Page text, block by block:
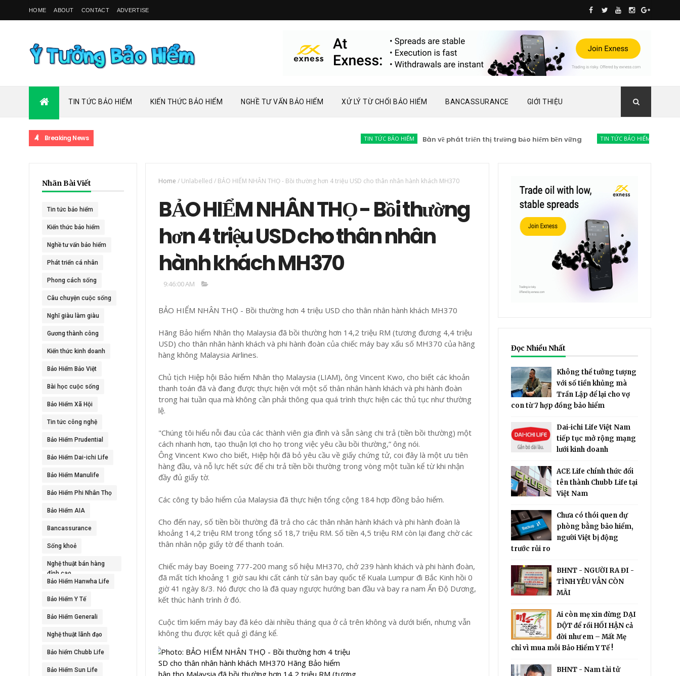
HOME ABOUT CONTACT ADVERTISE
TIN TỨC BẢO HIỂM KIẾN THỨC BẢO HIỂM NGHỀ TƯ VẤN BẢO HIỂM XỬ LÝ TỪ CHỐI BẢO HIỂM BANCASSURANCE GIỚI THIỆU
Breaking News TIN TỨC BẢO HIỂM Bàn về phát triển thị trường bảo hiểm bền vững TIN TỨC BẢO HIỂM Lạc quan
Nhãn Bài Viết
Tin tức bảo hiểm
Kiến thức bảo hiểm
Nghề tư vấn bảo hiểm
Phát triển cá nhân
Phong cách sống
Câu chuyện cuộc sống
Nghĩ giàu làm giàu
Gương thành công
Kiến thức kinh doanh
Bảo Hiểm Bảo Việt
Bài học cuộc sống
Bảo Hiểm Xã Hội
Tin tức công nghệ
Bảo Hiểm Prudential
Bảo Hiểm Dai-ichi Life
Bảo Hiểm Manulife
Bảo Hiểm Phi Nhân Thọ
Bảo Hiểm AIA
Bancassurance
Sống khoẻ
Nghệ thuật bán hàng
đỉnh cao
Bảo Hiểm Hanwha Life
Bảo Hiểm Y Tế
Bảo Hiểm Generali
Nghệ thuật lãnh đạo
Bảo hiểm Chubb Life
Bảo Hiểm Sun Life
Home / Unlabelled/ BẢO HIỂM NHÂN THỌ - Bồi thường hơn 4 triệu USD cho thân nhân hành khách MH370
BẢO HIỂM NHÂN THỌ - Bồi thường
hơn 4 triệu USD cho thân nhân
hành khách MH370
9:46:00 AM
BẢO HIỂM NHÂN THỌ - Bồi thường hơn 4 triệu USD cho thân nhân hành khách MH370
Hãng Bảo hiểm Nhân thọ Malaysia đã bồi thường hơn 14,2 triệu RM (tương đương 4,4 triệu
USD) cho thân nhân hành khách và phi hành đoàn của chiếc máy bay xấu số MH370 của hãng
hàng không Malaysia Airlines.
Chủ tịch Hiệp hội Bảo hiểm Nhân thọ Malaysia (LIAM), ông Vincent Kwo, cho biết các khoản
thanh toán đã và đang được thực hiện với một số thân nhân hành khách và phi hành đoàn
trong hai tuần qua mà không cần phải thông qua quá trình thực hiện các thủ tục như thường
lệ.
"Chúng tôi hiểu nỗi đau của các thành viên gia đình và sẵn sàng chi trả (tiền bồi thường) một
cách nhanh hơn, tạo thuận lợi cho họ trong việc yêu cầu bồi thường,” ông nói.
Ông Vincent Kwo cho biết, Hiệp hội đã bỏ yêu cầu về giấy chứng tử, coi đây là một ưu tiên
hàng đầu, và nỗ lực hết sức để chi trả tiền bồi thường trong vòng một tuần kể từ khi nhận
đầy đủ giấy tờ.
Các công ty bảo hiểm của Malaysia đã thực hiện tổng cộng 184 hợp đồng bảo hiểm.
Cho đến nay, số tiền bồi thường đã trả cho các thân nhân hành khách và phi hành đoàn là
khoảng 14,2 triệu RM trong tổng số 18,7 triệu RM. Số tiền 4,5 triệu RM còn lại đang chờ các
thân nhân nộp giấy tờ để thanh toán.
Chiếc máy bay Boeing 777-200 mang số hiệu MH370, chở 239 hành khách và phi hành đoàn,
đã mất tích khoảng 1 giờ sau khi cất cánh từ sân bay quốc tế Kuala Lumpur đi Bắc Kinh hồi 0
giờ 41 ngày 8/3. Nó được cho là đã quay ngược hướng ban đầu và bay ra nam Ấn Độ Dương,
kết thúc hành trình ở đó.
Cuộc tìm kiếm máy bay đã kéo dài nhiều tháng qua ở cả trên không và dưới biển, nhưng vẫn
không thu được kết quả gì đáng kể.
Đọc Nhiều Nhất
Không thể tưởng tượng
với số tiền khủng mà
Trần Lập để lại cho vợ
con từ 7 hợp đồng bảo hiểm
Dai-ichi Life Việt Nam
tiếp tục mở rộng mạng
lưới kinh doanh
ACE Life chính thức đổi
tên thành Chubb Life tại
Việt Nam
Chưa có thói quen dự
phòng bằng bảo hiểm,
người Việt bị động
trước rủi ro
BHNT - NGƯỜI RA ĐI -
TÌNH YÊU VẪN CÒN
MÃI
Ai còn mẹ xin đừng DẠI
DỘT để rồi HỐI HẬN cả
đời như em – Mất Mẹ
chỉ vì mua mỗi Bảo Hiểm Y Tế !
BHNT - Nam tài tử